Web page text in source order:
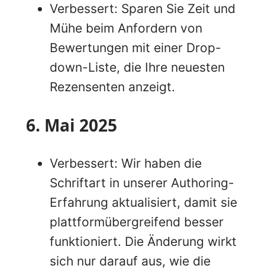
Verbessert: Sparen Sie Zeit und
Mühe beim Anfordern von
Bewertungen mit einer Drop-
down-Liste, die Ihre neuesten
Rezensenten anzeigt.
6. Mai 2025
Verbessert: Wir haben die
Schriftart in unserer Authoring-
Erfahrung aktualisiert, damit sie
plattformübergreifend besser
funktioniert. Die Änderung wirkt
sich nur darauf aus, wie die